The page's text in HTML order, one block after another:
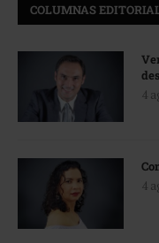
COLUMNAS
4
4